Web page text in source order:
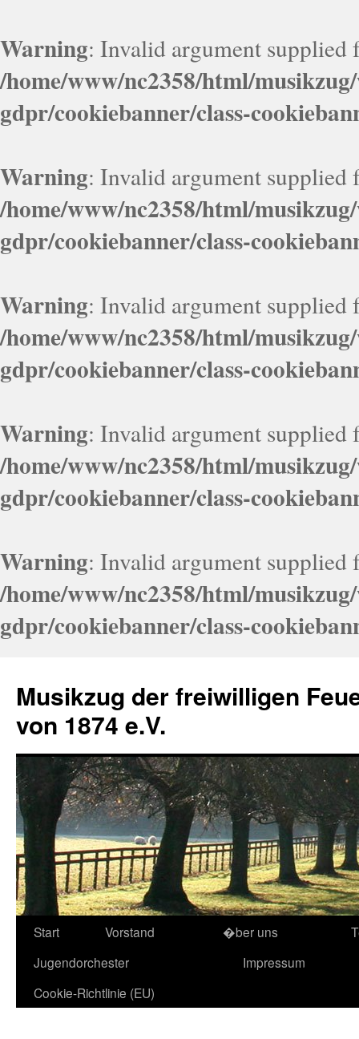
Warning: Invalid argument supplied
/home/www/nc2358/html/
gdpr/cookiebanner/class-
Warning: Invalid argument supplied
/home/www/nc2358/html/
gdpr/cookiebanner/class-
Warning: Invalid argument supplied
/home/www/nc2358/html/
gdpr/cookiebanner/class-
Warning: Invalid argument supplied
/home/www/nc2358/html/
gdpr/cookiebanner/class-
Warning: Invalid argument supplied
/home/www/nc2358/html/
gdpr/cookiebanner/class-
springen
Musikzug der freiwilligen
von 1874 e.V.
Start Vorstand �ber uns
Jugendorchester
Impressum
Cookie-Richtlinie (EU)